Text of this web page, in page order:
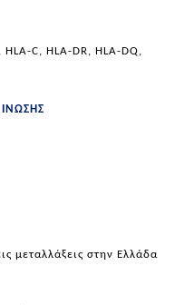
, HLA-C, HLA-DR, HLA-DQ,
μεταλλάξεις στην Ελλάδα